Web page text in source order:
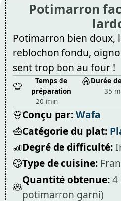
Potimarron
Potimarron bien doux,
reblochon fondu,
sent trop bon au four !
Temps de
préparation
20 min
Durée
35
Conçu par:Wafa
Catégorie du plat:
Degré de difficulté:
Type de cuisine:
Quantité obtenue:4
potimarron garni)